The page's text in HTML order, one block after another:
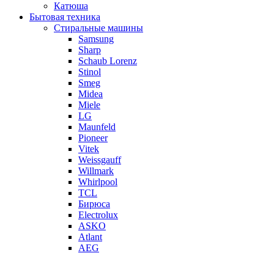
Катюша
Бытовая техника
Стиральные машины
Samsung
Sharp
Schaub Lorenz
Stinol
Smeg
Midea
Miele
LG
Maunfeld
Pioneer
Vitek
Weissgauff
Willmark
Whirlpool
TCL
Бирюса
Electrolux
ASKO
Atlant
AEG